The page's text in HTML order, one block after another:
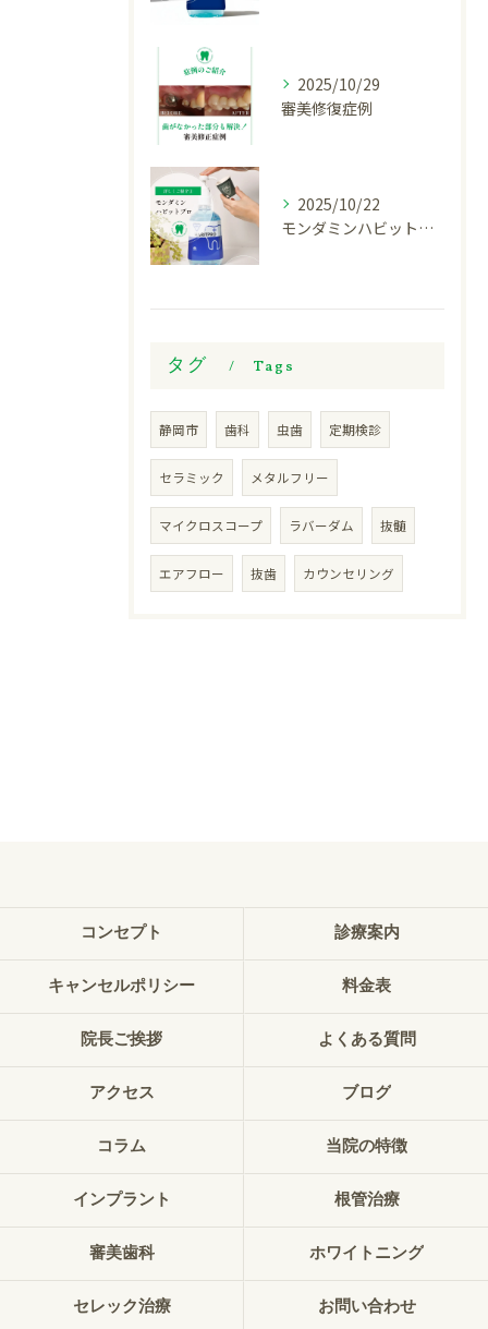
2025/10/29
審美修復症例
2025/10/22
モンダミンハビットプロについて
タグ Tags
静岡市 歯科 虫歯 定期検診
セラミック メタルフリー
マイクロスコープ ラバーダム 抜髄
エアフロー 抜歯 カウンセリング
コンセプト 診療案内
キャンセルポリシー 料金表
院長ご挨拶 よくある質問
アクセス ブログ
コラム 当院の特徴
インプラント 根管治療
審美歯科 ホワイトニング
セレック治療 お問い合わせ